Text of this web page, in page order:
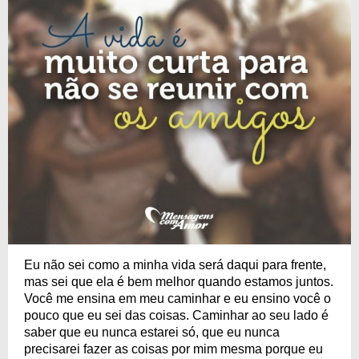
Eu não sei como a minha vida será daqui para frente,
mas sei que ela é bem melhor quando estamos juntos.
Você me ensina em meu caminhar e eu ensino você o
pouco que eu sei das coisas. Caminhar ao seu lado é
saber que eu nunca estarei só, que eu nunca
precisarei fazer as coisas por mim mesma porque eu